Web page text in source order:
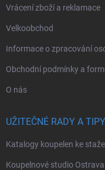
Vrácení zboží a reklamace
Velkoobchod
Informace o zpracování
Obchodní podmínky a
O nás
UŽITEČNÉ RADY A TIPY
Katalogy koupelen ke
Koupelnové studio Ostrava